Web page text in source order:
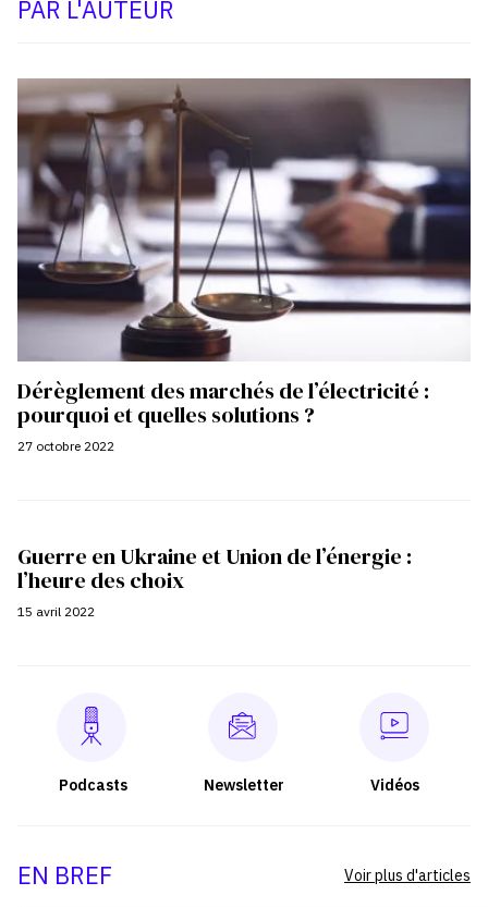
PAR L'AUTEUR
Dérèglement des marchés de l’électricité :
pourquoi et quelles solutions ?
27 octobre 2022
Guerre en Ukraine et Union de l’énergie :
l’heure des choix
15 avril 2022
Podcasts Newsletter Vidéos
EN BREF Voir plus d'articles